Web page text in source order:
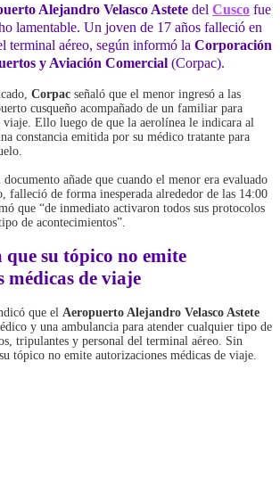
Alejandro Velasco Astete del Cusco fue
lamentable. Un joven de 17 años falleció en
terminal aéreo, según informó la Corporación
y Aviación Comercial (Corpac).
Corpac señaló que el menor ingresó a las
cusqueño acompañado de un familiar para
viaje. Ello luego de que la aerolínea le indicara al
constancia emitida por su médico tratante para
añade que cuando el menor era evaluado
falleció de forma inesperada alrededor de las 14:00
que “de inmediato activaron todos sus protocolos
de acontecimientos”.
que su tópico no emite
médicas de viaje
que el Aeropuerto Alejandro Velasco Astete
y una ambulancia para atender cualquier tipo de
tripulantes y personal del terminal aéreo. Sin
tópico no emite autorizaciones médicas de viaje.